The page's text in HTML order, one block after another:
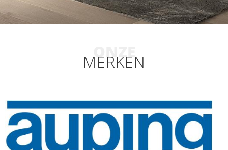
ONZE
MERKEN